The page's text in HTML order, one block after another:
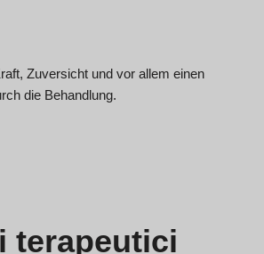
Zuversicht und vor allem einen
die Behandlung.
terapeutici